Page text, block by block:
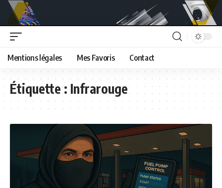
Mentions légales Mes Favoris Contact
Étiquette :Infrarouge